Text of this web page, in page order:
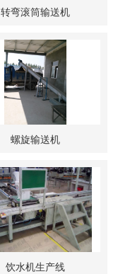
转弯滚筒输送机
螺旋输送机
饮水机生产线